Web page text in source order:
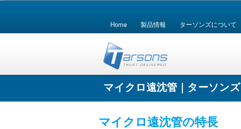
へ
キ
to
content
Home 製品情報 ターソンズについて
マイクロ遠沈管｜ターソンズ
マイクロ遠沈管の特長